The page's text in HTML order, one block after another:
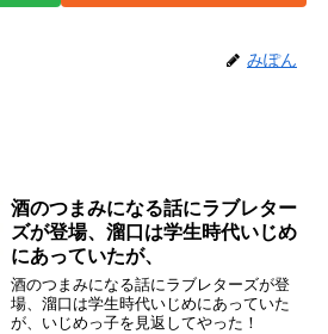
みぽん
酒のつまみになる話にラブレター
ズが登場、溜口は学生時代いじめ
にあっていたが、
酒のつまみになる話にラブレターズが登
場、溜口は学生時代いじめにあっていた
が、いじめっ子を見返してやった！